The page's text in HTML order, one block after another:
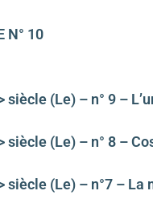
N° 10
siècle (Le) – n° 9 –
siècle (Le) – n° 8 –
siècle (Le) – n°7 – La